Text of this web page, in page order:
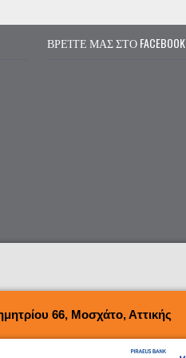
ΒΡΕΊΤΕ ΜΑΣ ΣΤΟ FACEBOOK
66, Μοσχάτο, Αττικής